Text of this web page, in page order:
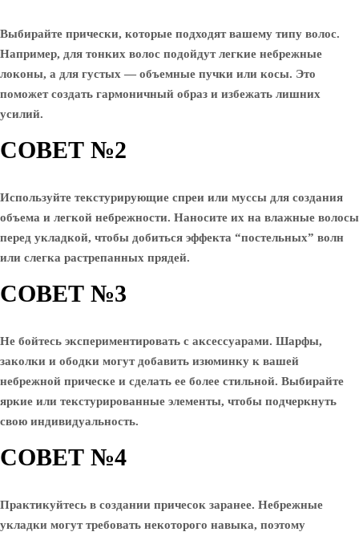
Выбирайте прически, которые подходят вашему типу волос.
Например, для тонких волос подойдут легкие небрежные
локоны, а для густых — объемные пучки или косы. Это
поможет создать гармоничный образ и избежать лишних
усилий.
СОВЕТ №2
Используйте текстурирующие спреи или муссы для создания
объема и легкой небрежности. Наносите их на влажные волосы
перед укладкой, чтобы добиться эффекта “постельных” волн
или слегка растрепанных прядей.
СОВЕТ №3
Не бойтесь экспериментировать с аксессуарами. Шарфы,
заколки и ободки могут добавить изюминку к вашей
небрежной прическе и сделать ее более стильной. Выбирайте
яркие или текстурированные элементы, чтобы подчеркнуть
свою индивидуальность.
СОВЕТ №4
Практикуйтесь в создании причесок заранее. Небрежные
укладки могут требовать некоторого навыка, поэтому